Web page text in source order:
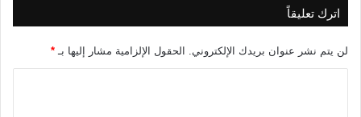
اترك تعليقاً
لن يتم نشر عنوان بريدك الإلكتروني. الحقول الإلزامية مشار إليها بـ *